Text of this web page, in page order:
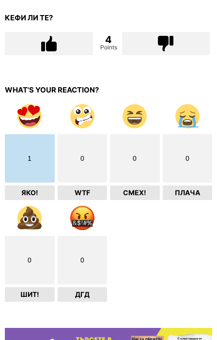
КЕФИ ЛИ ТЕ?
4
Points
WHAT'S YOUR REACTION?
1
ЯКО!
0
WTF
0
СМЕХ!
0
ПЛАЧА
0
ШИТ!
0
ДГД